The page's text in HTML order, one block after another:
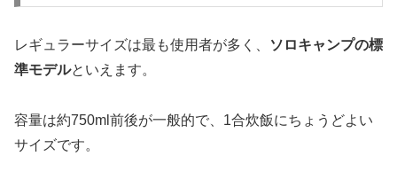
レギュラーサイズは最も使用者が多く、
ソロキャンプの標
準モデルといえます。
容量は約750ml前後が一般的で、1合炊飯にちょうどよい
サイズです。